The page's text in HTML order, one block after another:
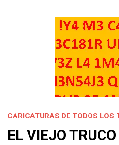
CARICATURAS DE TODOS LOS
EL VIEJO